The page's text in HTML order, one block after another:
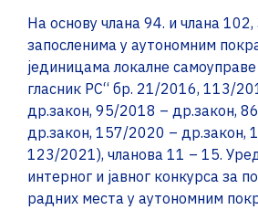
На основу члана 94. и члана 102,
запосленима у аутономним
јединицама локалне
гласник РС“ бр. 21/2016, 113/
др.закон, 95/2018 – др.закон,
др.закон, 157/2020 – др.закон,
123/2021), чланова 11 – 15.
интерног и јавног конкурса за
радних места у аутономним